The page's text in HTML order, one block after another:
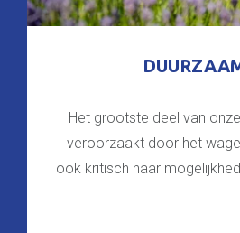
Het grootste deel van
veroorzaakt door het
ook kritisch naar